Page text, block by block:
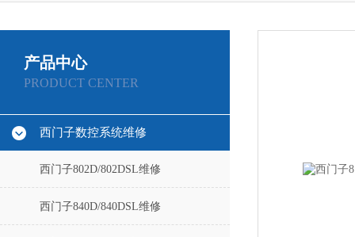
产品中心
PRODUCT CENTER
西门子数控系统维修
西门子802D/802DSL维修
西门子840D/840DSL维修